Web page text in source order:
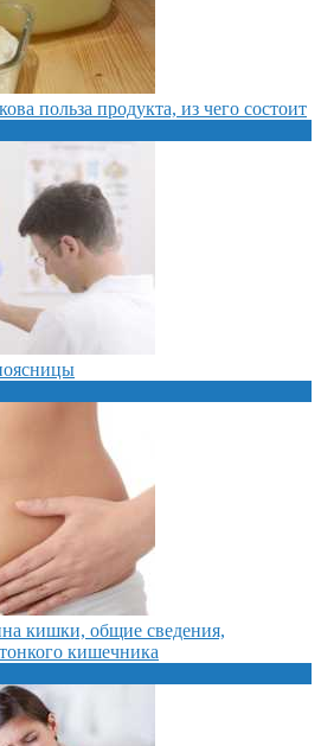
польза продукта, из чего состоит
кишки, общие сведения,
кишечника